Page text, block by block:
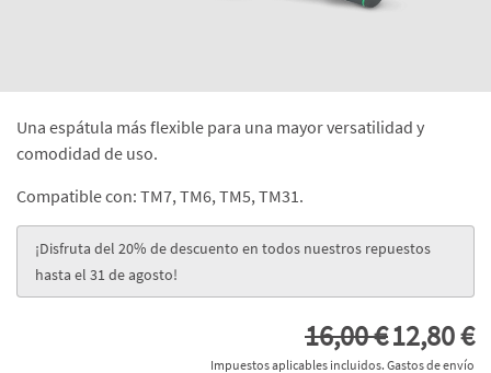
Una espátula más flexible para una mayor versatilidad y
comodidad de uso.
Compatible con: TM7, TM6, TM5, TM31.
¡Disfruta del 20% de descuento en todos nuestros repuestos
hasta el 31 de agosto!
16,00 €12,80 €
Impuestos aplicables incluidos. Gastos de envío